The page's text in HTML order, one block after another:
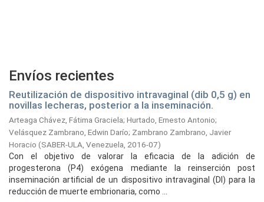
Envíos recientes
Reutilización de dispositivo intravaginal (dib 0,5 g) en
novillas lecheras, posterior a la inseminación.
Arteaga Chávez, Fátima Graciela; Hurtado, Ernesto Antonio;
Velásquez Zambrano, Edwin Darío; Zambrano Zambrano, Javier
Horacio (SABER-ULA, Venezuela, 2016-07)
Con el objetivo de valorar la eficacia de la adición de
progesterona (P4) exógena mediante la reinserción post
inseminación artificial de un dispositivo intravaginal (DI) para la
reducción de muerte embrionaria, como ...